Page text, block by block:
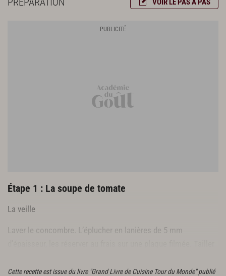
Finition et présentation
VOIR LE PAS À PAS
Étape 1 : La soupe de tomate
La veille
Laver le concombre. L’éplucher en lanières de 5 mm
Cette recette est issue du livre "Grand Livre de Cuisine Tour du Monde" publié